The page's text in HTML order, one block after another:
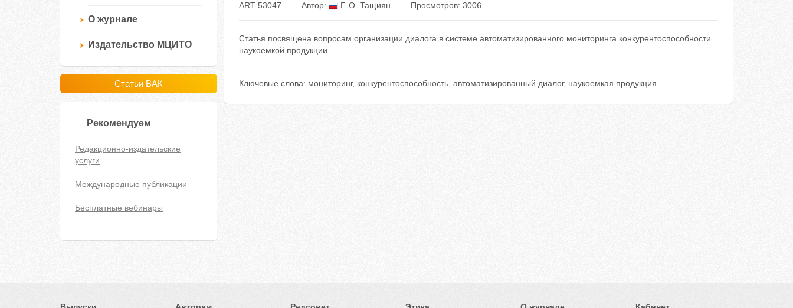
О журнале
Издательство МЦИТО
Статьи ВАК
Рекомендуем
Редакционно-издательские
услуги
Международные публикации
Бесплатные вебинары
ART 53047 Автор: Г. О. Тащиян Просмотров: 3006
Статья посвящена вопросам организации диалога в системе автоматизированного мониторинга конкурентоспособности
наукоемкой продукции.
Ключевые слова: мониторинг, конкурентоспособность, автоматизированный диалог, наукоемкая продукция